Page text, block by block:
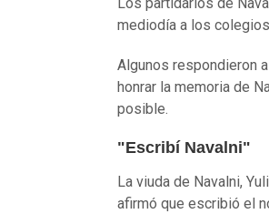
mediodía a los
Algunos respondieron
honrar la memoria de
posible.
"Escribí Navalni"
La viuda de Navalni,
afirmó que escribió el